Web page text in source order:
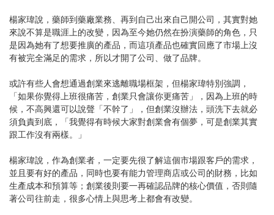
楊家瑋說，藥師到藥廠業務、再到自己出來自己開公司，其實對她
來說不算是職涯上的改變，因為至今她仍然在扮演藥師的角色，只
是因為她有了想要推廣的產品，而這項產品也確實回應了市場上沒
有被完全滿足的需求，所以才開了公司、做了品牌。
或許有些人會想通過創業來逃離職場框架，但楊家瑋特別強調，
「如果你覺得上班很痛苦，創業只會讓你更痛苦」，因為上班的時
候，不高興還可以說聲「不幹了」，但創業沒辦法，頭洗下去就必
須負責到底，「我覺得有時候大家對創業會有個夢，可是創業其實
跟工作沒有兩樣。」
楊家瑋說，作為創業者，一定要先很了解這個市場跟客戶的需求，
並且要有好的產品，同時也要有能力管理商店或公司的財務，比如
生產成本和預算等；創業後則要一再確認品牌的核心價值，否則隨
著公司往前走，很多心情上與思考上都會有改變。